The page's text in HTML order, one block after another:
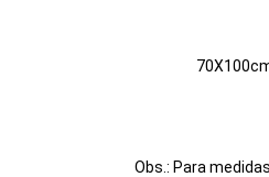
Obs.: Para